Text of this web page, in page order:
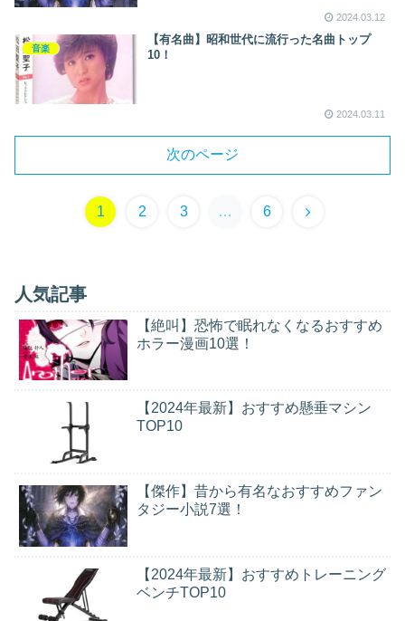
2024.03.12
音楽
【有名曲】昭和世代に流行った名曲トップ
10！
2024.03.11
次のページ
1 2 3 … 6
次
人気記事
【絶叫】恐怖で眠れなくなるおすすめ
ホラー漫画10選！
【2024年最新】おすすめ懸垂マシン
TOP10
【傑作】昔から有名なおすすめファン
タジー小説7選！
【2024年最新】おすすめトレーニング
ベンチTOP10